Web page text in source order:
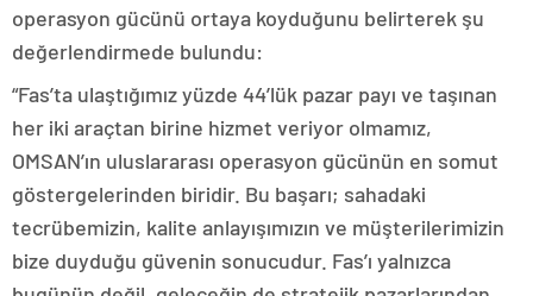
operasyon gücünü ortaya koyduğunu belirterek şu
değerlendirmede bulundu:
“Fas’ta ulaştığımız yüzde 44’lük pazar payı ve taşınan
her iki araçtan birine hizmet veriyor olmamız,
OMSAN’ın uluslararası operasyon gücünün en somut
göstergelerinden biridir. Bu başarı; sahadaki
tecrübemizin, kalite anlayışımızın ve müşterilerimizin
bize duyduğu güvenin sonucudur. Fas’ı yalnızca